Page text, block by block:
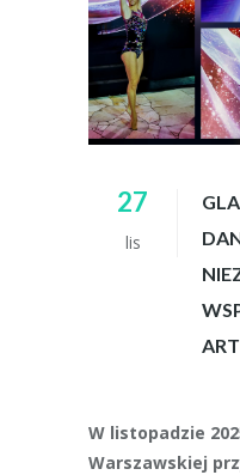
27
lis
W listopadzie
Warszawskiej